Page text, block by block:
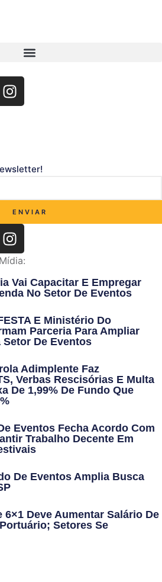
ENVIAR
Vai Capacitar E Empregar
No Setor De Eventos
E Ministério Do
Parceria Para Ampliar
De Eventos
Adimplente Faz
Verbas Rescisórias E Multa
De 1,99% De Fundo Que
Eventos Fecha Acordo Com
Trabalho Decente Em
De Eventos Amplia Busca
6×1 Deve Aumentar Salário De
Setores Se